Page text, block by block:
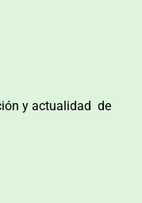
y actualidad de